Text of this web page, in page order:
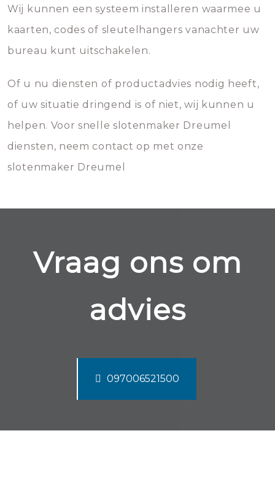
Wij kunnen een systeem installeren waarmee u
kaarten, codes of sleutelhangers vanachter uw
bureau kunt uitschakelen.
Of u nu diensten of productadvies nodig heeft,
of uw situatie dringend is of niet, wij kunnen u
helpen. Voor snelle slotenmaker Dreumel
diensten, neem contact op met onze
slotenmaker Dreumel
Vraag ons om
advies
097006521500